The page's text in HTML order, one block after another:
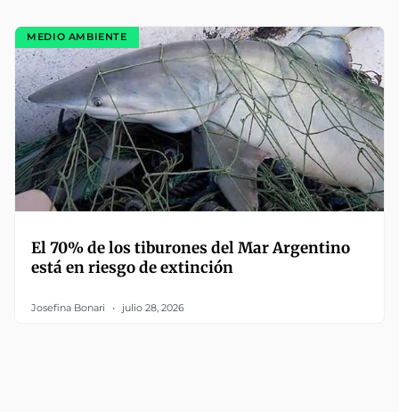
MEDIO AMBIENTE
El 70% de los tiburones del Mar Argentino
está en riesgo de extinción
Josefina Bonari julio 28, 2026